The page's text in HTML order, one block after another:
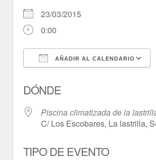
23/03/2015
0:00
AÑADIR AL CALENDARIO
DÓNDE
Piscina climatizada de la
C/ Los Escobares, La lastrilla,
TIPO DE EVENTO